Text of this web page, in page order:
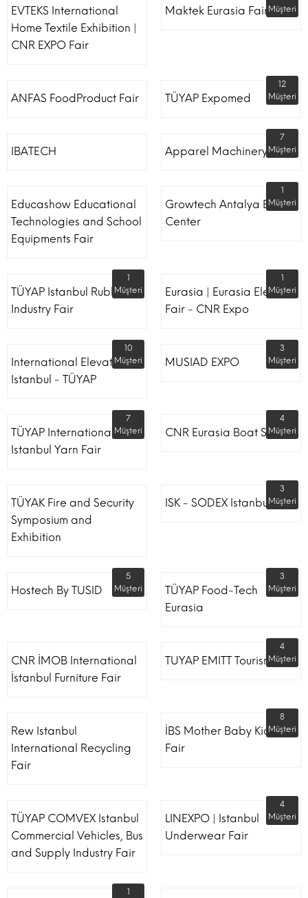
EVTEKS International
Home Textile Exhibition |
CNR EXPO Fair
Maktek Eurasia Fair Müşteri
ANFAS FoodProduct Fair TÜYAP Expomed
12
Müşteri
IBATECH Apparel Machinery Fair
7
Müşteri
Educashow Educational
Technologies and School
Equipments Fair
Growtech Antalya Expo
Center
1
Müşteri
TÜYAP Istanbul Rubber
Industry Fair
1
Müşteri
Eurasia | Eurasia Elevator
Fair - CNR Expo
1
Müşteri
International Elevator
Istanbul - TÜYAP
10
Müşteri
MUSIAD EXPO
3
Müşteri
TÜYAP International
Istanbul Yarn Fair
7
Müşteri
CNR Eurasia Boat Show
4
Müşteri
TÜYAK Fire and Security
Symposium and
Exhibition
ISK - SODEX Istanbul
3
Müşteri
Hostech By TUSID
5
Müşteri
TÜYAP Food-Tech
Eurasia
3
Müşteri
CNR İMOB International
İstanbul Furniture Fair
TUYAP EMITT Tourism Fair
4
Müşteri
Rew Istanbul
International Recycling
Fair
İBS Mother Baby Kids
Fair
8
Müşteri
TÜYAP COMVEX Istanbul
Commercial Vehicles, Bus
and Supply Industry Fair
LINEXPO | Istanbul
Underwear Fair
4
Müşteri
1